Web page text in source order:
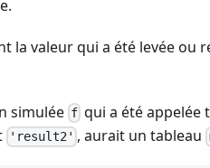
la valeur qui a été levée ou
simulée f qui a été
'result2' , aurait un tableau